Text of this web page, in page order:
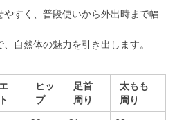
すく、普段使いから外出時まで幅
自然体の魅力を引き出します。
ヒッ
プ
足首
周り
太もも
周り